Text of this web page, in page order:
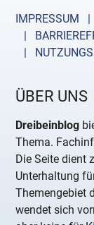
IMPRESSUM
|
|
ÜBER UNS
Dreibeinblog
Thema.
Die Seite dient
Unterhaltung
Themengebiet
wendet sich